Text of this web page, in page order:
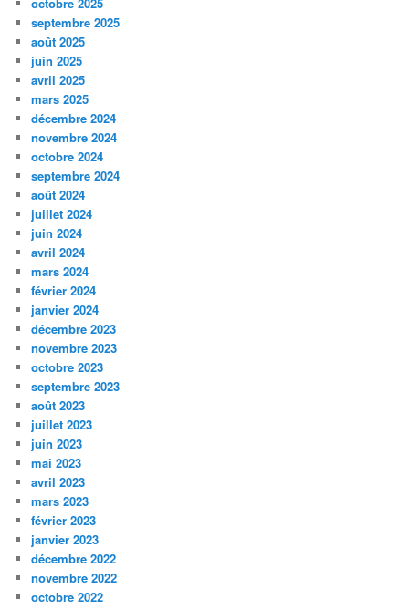
octobre 2025
septembre 2025
août 2025
juin 2025
avril 2025
mars 2025
décembre 2024
novembre 2024
octobre 2024
septembre 2024
août 2024
juillet 2024
juin 2024
avril 2024
mars 2024
février 2024
janvier 2024
décembre 2023
novembre 2023
octobre 2023
septembre 2023
août 2023
juillet 2023
juin 2023
mai 2023
avril 2023
mars 2023
février 2023
janvier 2023
décembre 2022
novembre 2022
octobre 2022